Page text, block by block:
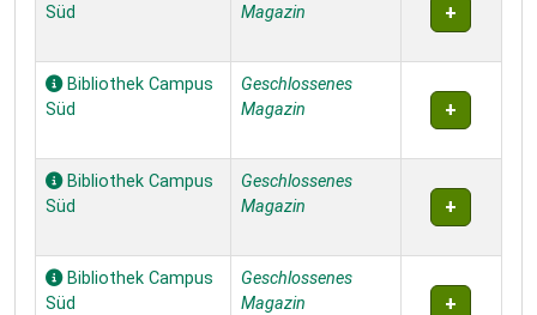
Süd
Magazin
Bibliothek Campus
Süd
Geschlossenes
Magazin
Bibliothek Campus
Süd
Geschlossenes
Magazin
Bibliothek Campus
Süd
Geschlossenes
Magazin